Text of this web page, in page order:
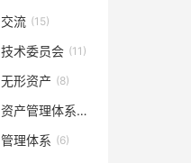
交流 (15)
技术委员会 (11)
无形资产 (8)
资产管理体系
(7)
管理体系 (6)